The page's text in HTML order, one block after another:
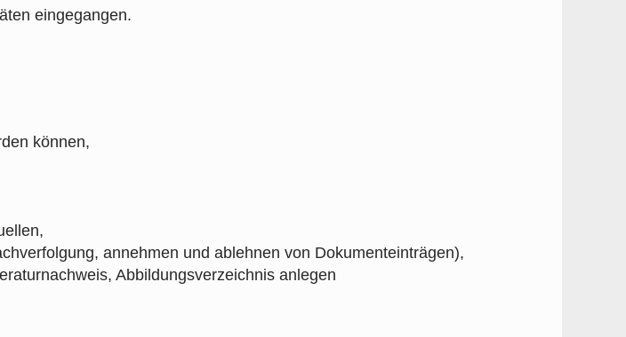
eingegangen.
können,
annehmen und ablehnen von Dokumenteinträgen),
Abbildungsverzeichnis anlegen